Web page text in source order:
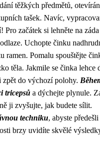
těžkých předmětů,
tašek. Navíc,
Pro začátek si lehněte na
Uchopte činku
ramen. Pomalu spouštějte
těla. Jakmile se činka lehce
zpět do výchozí polohy.
tricepsů a dýchejte plynule.
ji zvyšujte, jak budete sílit.
techniku, abyste
brzy uvidíte skvělé